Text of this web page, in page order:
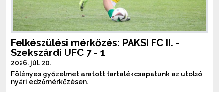
Felkészülési mérkőzés: PAKSI FC II. -
Szekszárdi UFC 7 - 1
2026. júl. 20.
Fölényes győzelmet aratott tartalékcsapatunk az utolsó
nyári edzőmérkőzésen.